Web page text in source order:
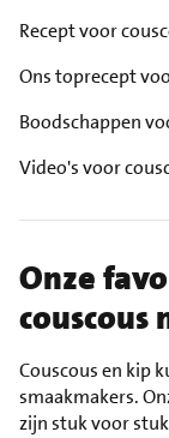
Recept voor
Ons toprecept
Boodschappen
Video's voor
Onze
couscous
Couscous en kip
smaakmakers.
zijn stuk voor